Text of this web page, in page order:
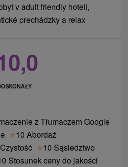
v adult friendly hoteli,
prechádzky a relax
z Tłumaczem Google
★10 Abordaż
★10 Sąsiedztwo
Stosunek ceny do jakości